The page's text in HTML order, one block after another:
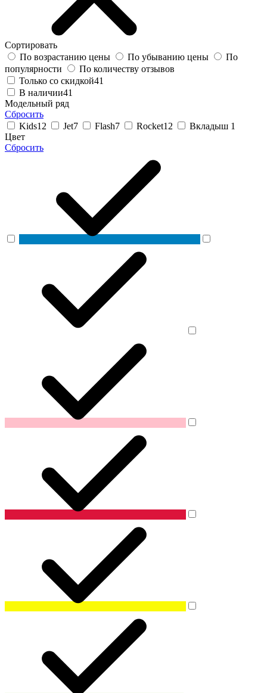
Сортировать
По возрастанию цены
По убыванию цены
По
популярности
По количеству отзывов
Только со скидкой41
В наличии41
Модельный ряд
Сбросить
Kids12 Jet7 Flash7 Rocket12 Вкладыш 1
Цвет
Сбросить